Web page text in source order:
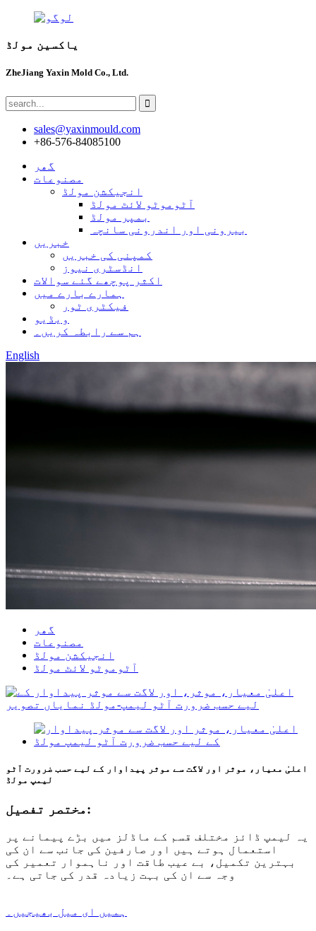
یاکسین مولڈ
ZheJiang Yaxin Mold Co., Ltd.
sales@yaxinmould.com
+86-576-84085100
گھر
مصنوعات
انجیکشن مولڈ
آٹوموٹو لائٹ مولڈ
بمپر مولڈ
بیرونی اور اندرونی سانچہ
خبریں
کمپنی کی خبریں
انڈسٹری نیوز
اکثر پوچھے گئے سوالات
ہمارے بارے میں
فیکٹری ٹور
ویڈیو
ہم سے رابطہ کریں۔
English
گھر
مصنوعات
انجیکشن مولڈ
آٹوموٹو لائٹ مولڈ
اعلیٰ معیار، موثر اور لاگت سے موثر پیداوار کے لیے حسب ضرورت آٹو
لیمپ مولڈ
مختصر تفصیل:
یہ لیمپ ڈائز مختلف قسم کے ماڈلز میں بڑے پیمانے پر
استعمال ہوتے ہیں اور صارفین کی جانب سے ان کی
بہترین تکمیل، بے عیب طاقت اور ناہموار تعمیر کی
وجہ سے ان کی بہت زیادہ قدر کی جاتی ہے۔
ہمیں ای میل بھیجیں۔